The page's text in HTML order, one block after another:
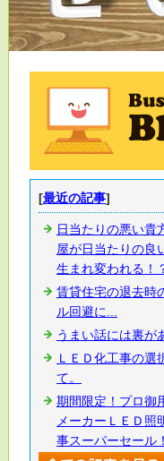
[最近の記事]
日当たりの悪い貴
屋が日当たりの良
生まれ変われる！
賃貸住宅の退去時
ル回避に...
うまい話には裏が
ＬＥＤ化工事の選
て。
期間限定！プロ御
メーカーＬＥＤ照
事スーパーセール